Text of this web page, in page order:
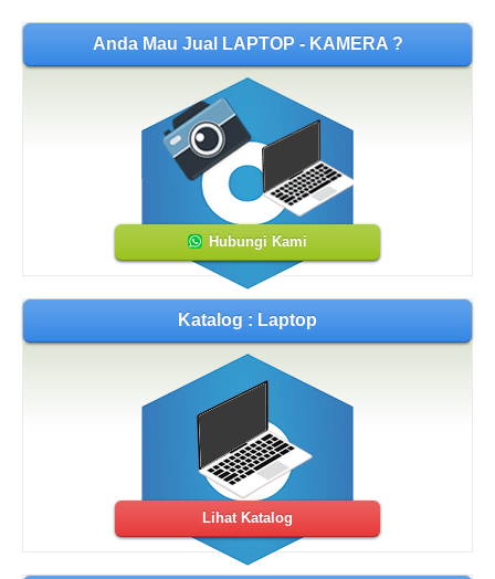
Anda Mau Jual LAPTOP - KAMERA ?
Hubungi Kami
Katalog : Laptop
Lihat Katalog